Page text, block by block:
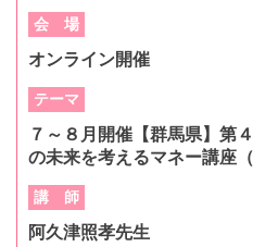
会 場
オンライン開催
テーマ
７～８月開催【群馬県】第
の未来を考えるマネー講座（
講 師
阿久津照孝先生